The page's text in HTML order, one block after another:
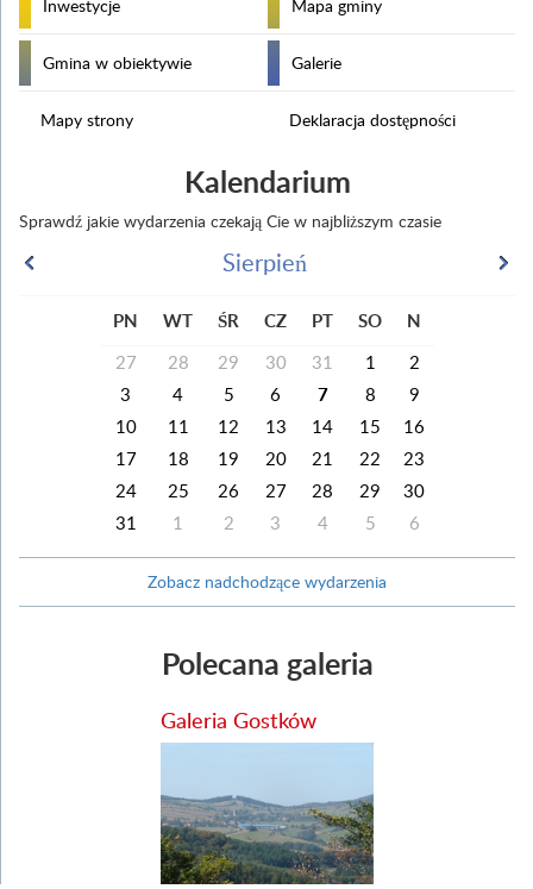
Inwestycje Mapa gminy
Gmina w obiektywie Galerie
Mapy strony Deklaracja dostępności
Kalendarium
Sprawdź jakie wydarzenia czekają Cie w najbliższym czasie
Sierpień
PN WT ŚR CZ PT SO N
27 28 29 30 31 1
2
3
4 5 6 7 8
9
10
11 12 13 14 15
16
17
18 19 20 21 22
23
24
25 26 27 28 29
30
31
1 2 3 4 5 6
Zobacz nadchodzące wydarzenia
Polecana galeria
Galeria Gostków